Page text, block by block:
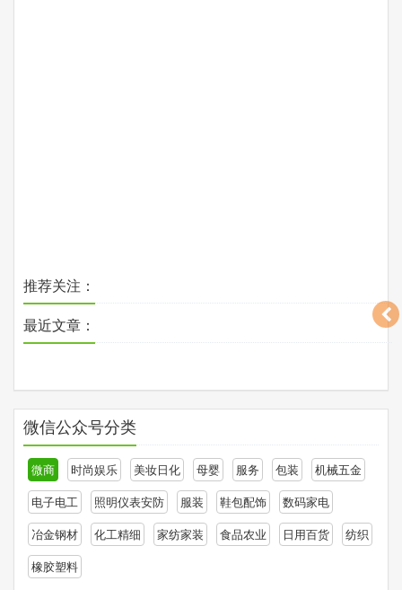
推荐关注：
最近文章：
微信公众号分类
微商 时尚娱乐 美妆日化 母婴 服务 包装
机械五金
电子电工
照明仪表安防 服装 鞋包配饰
数码家电
冶金钢材
化工精细 家纺家装 食品农业 日用百货
纺织
橡胶塑料